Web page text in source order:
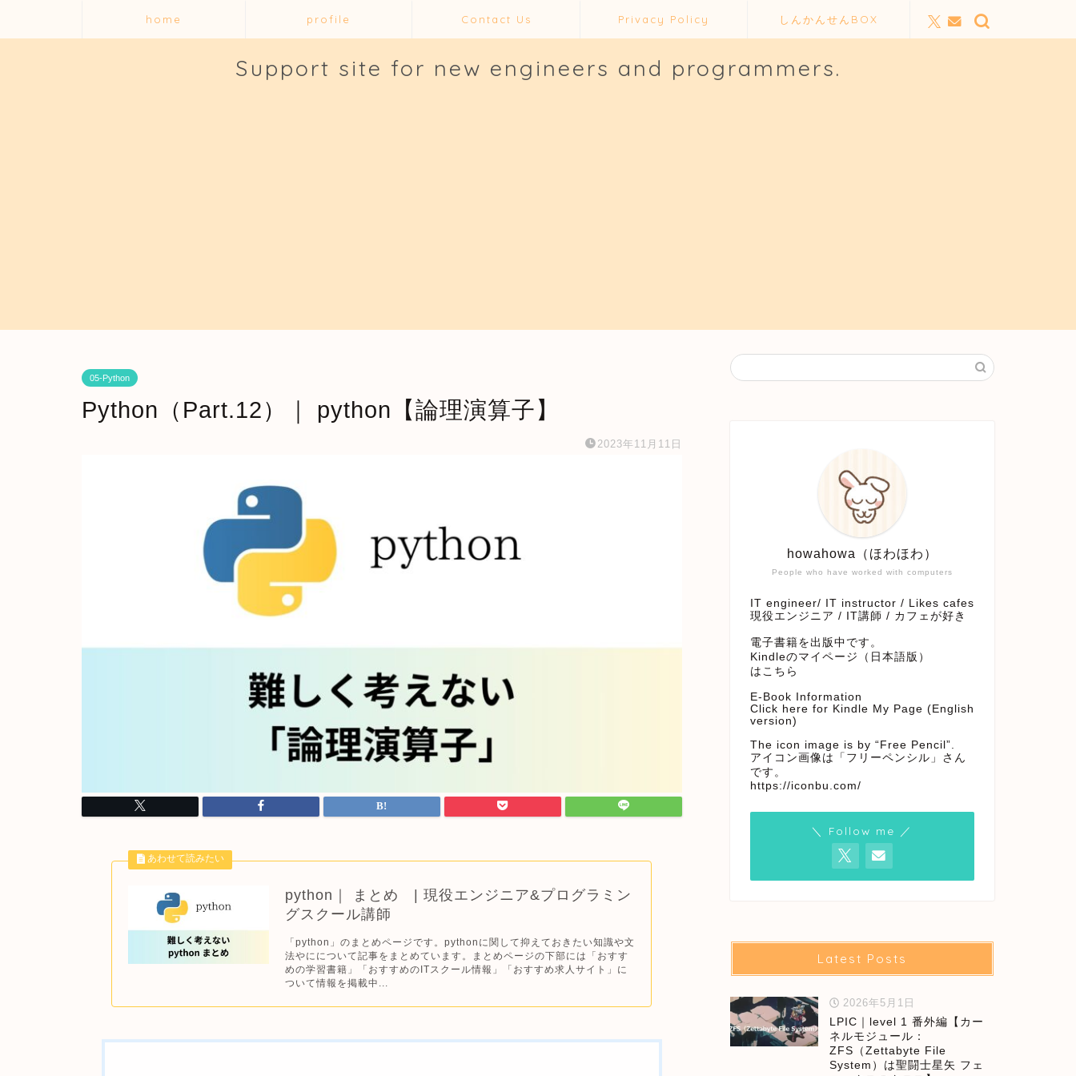
home profile Contact Us Privacy Policy しんかんせんBOX
Support site for new engineers and programmers.
05-Python
Python（Part.12）｜ python【論理演算子】
2023年11月11日
python｜ まとめ | 現役エンジニア&プログラミン
グスクール講師
「python」のまとめページです。pythonに関して抑えておきたい知識や文
法やにについて記事をまとめています。まとめページの下部には「おすす
めの学習書籍」「おすすめのITスクール情報」「おすすめ求人サイト」に
ついて情報を掲載中...
People who have worked with computers
howahowa（ほわほわ）
IT engineer/ IT instructor / Likes cafes
現役エンジニア / IT講師 / カフェが好き
電子書籍を出版中です。
Kindleのマイページ（日本語版）
はこちら
E-Book Information
Click here for Kindle My Page (English
version)
The icon image is by “Free Pencil”.
アイコン画像は「フリーペンシル」さん
です。
https://iconbu.com/
＼ Follow me ／
Latest Posts
2026年5月1日
LPIC｜level 1 番外編【カー
ネルモジュール：
ZFS（Zettabyte File
System）は聖闘士星矢 フェ